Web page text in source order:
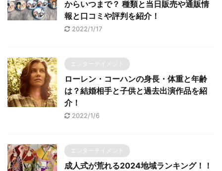
からいつまで？ 種類と当日販売や通販情
報と口コミや評判を紹介！
2022/1/17
エンターテイメント
ローレン・コーハンの身長・体重と年齢
は？結婚相手と子供と過去出演作品を紹
介！
2022/1/6
エンターテイメント
成人式が荒れる2024地域ランキング！！